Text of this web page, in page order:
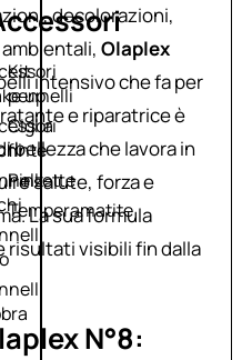
up
Kit
pennelli
Ciglia
finte
Pinzette
Temperamatite
decolorazioni,
Olaplex
intensivo che fa per
e riparatrice è
bellezza che lavora in
salute, forza e
La sua formula
visibili fin dalla
N°8: